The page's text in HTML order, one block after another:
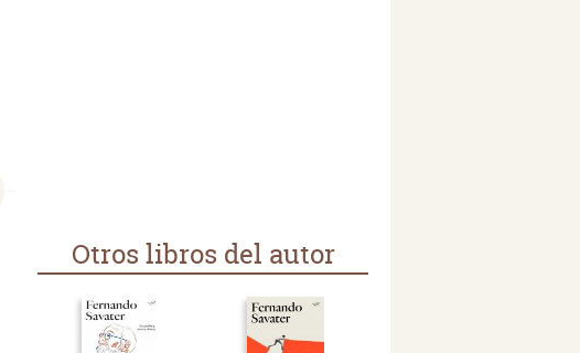
Otros libros del autor